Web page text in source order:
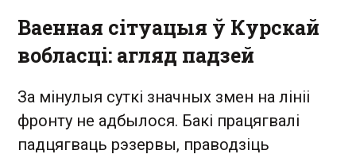
Ваенная сітуацыя ў Курскай
вобласці: агляд падзей
За мінулыя суткі значных змен на лініі
фронту не адбылося. Бакі працягвалі
падцягваць рэзервы, праводзіць